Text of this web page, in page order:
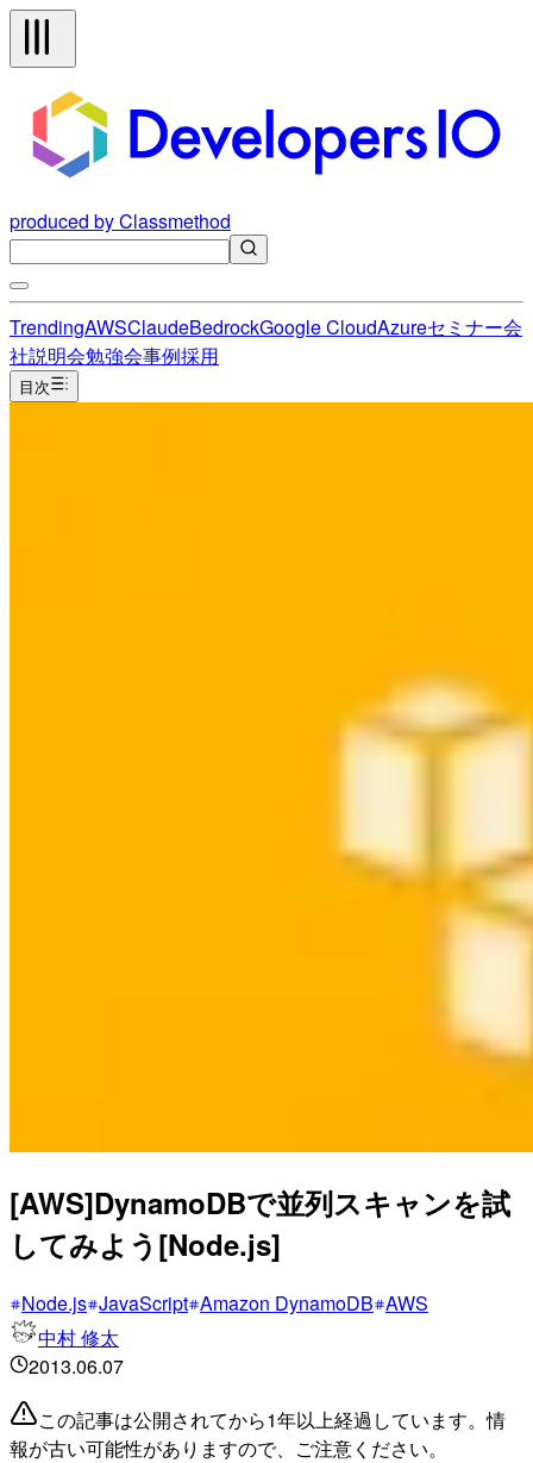
produced by Classmethod
TrendingAWSClaudeBedrockGoogle CloudAzureセミナー会
社説明会勉強会事例採用
目次
[AWS]DynamoDBで並列スキャンを試
してみよう[Node.js]
Node.js JavaScript Amazon DynamoDB AWS
中村 修太
2013.06.07
この記事は公開されてから1年以上経過しています。情
報が古い可能性がありますので、ご注意ください。